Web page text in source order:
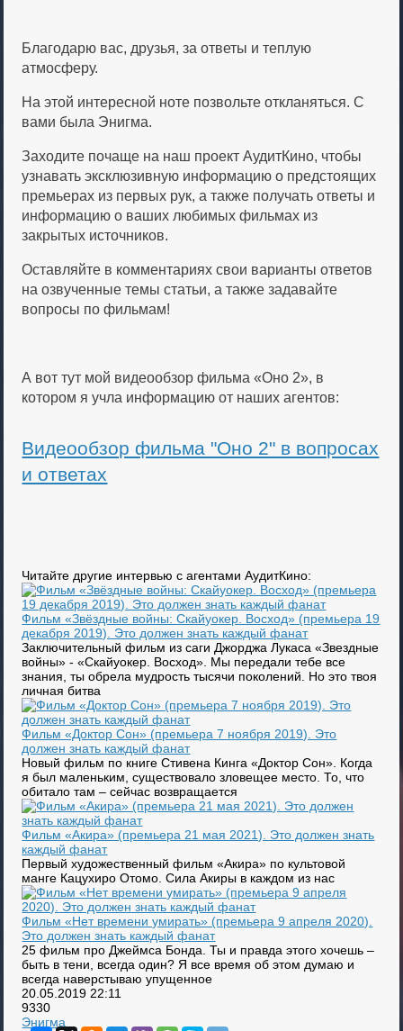
Благодарю вас, друзья, за ответы и теплую
атмосферу.
На этой интересной ноте позвольте откланяться. С
вами была Энигма.
Заходите почаще на наш проект АудитКино, чтобы
узнавать эксклюзивную информацию о предстоящих
премьерах из первых рук, а также получать ответы и
информацию о ваших любимых фильмах из
закрытых источников.
Оставляйте в комментариях свои варианты ответов
на озвученные темы статьи, а также задавайте
вопросы по фильмам!
А вот тут мой видеообзор фильма «Оно 2», в
котором я учла информацию от наших агентов:
Видеообзор фильма "Оно 2" в вопросах
и ответах
Читайте другие интервью с агентами АудитКино:
Фильм «Звёздные войны: Скайуокер. Восход» (премьера 19
декабря 2019). Это должен знать каждый фанат
Заключительный фильм из саги Джорджа Лукаса «Звездные
войны» - «Скайуокер. Восход». Мы передали тебе все
знания, ты обрела мудрость тысячи поколений. Но это твоя
личная битва
Фильм «Доктор Сон» (премьера 7 ноября 2019). Это
должен знать каждый фанат
Новый фильм по книге Стивена Кинга «Доктор Сон». Когда
я был маленьким, существовало зловещее место. То, что
обитало там – сейчас возвращается
Фильм «Акира» (премьера 21 мая 2021). Это должен знать
каждый фанат
Первый художественный фильм «Акира» по культовой
манге Кацухиро Отомо. Сила Акиры в каждом из нас
Фильм «Нет времени умирать» (премьера 9 апреля 2020).
Это должен знать каждый фанат
25 фильм про Джеймса Бонда. Ты и правда этого хочешь –
быть в тени, всегда один? Я все время об этом думаю и
всегда наверстываю упущенное
20.05.2019 22:11
9330
Энигма